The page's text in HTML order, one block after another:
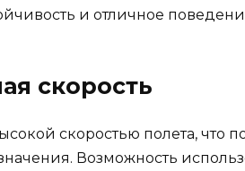
и отличное
скорость
скоростью полета, что
Возможность